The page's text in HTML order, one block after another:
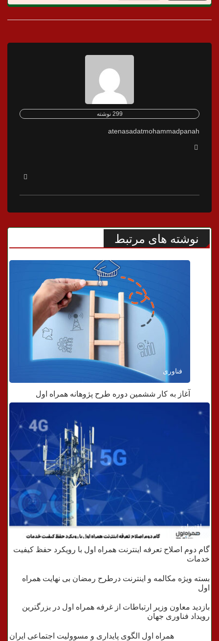
299 نوشته
atenasadatmohammadpanah
نوشته های مرتبط
فناوری
آغاز به کار ششمین دوره طرح پژوهانه همراه اول
اقتصادی
گام دوم اصلاح تعرفه اینترنت همراه اول با رویکرد حفظ کیفیت
خدمات
اقتصادی
بسته ویژه مکالمه و اینترنت درطرح رمضان بی نهایت همراه
اولفناوری
بازدید معاون وزیر ارتباطات از غرفه همراه اول در بزرگترین
رویداد فناوری جهان
اجتماعی
همراه اول الگوی پایداری و مسوولیت اجتماعی ایران